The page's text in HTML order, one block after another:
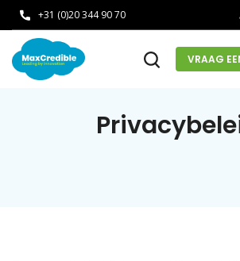
+31 (0)20 344 90 70
VRAAG